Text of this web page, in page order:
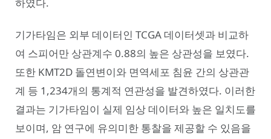
하였다.
기가타임은 외부 데이터인 TCGA 데이터셋과 비교하
여 스피어만 상관계수 0.88의 높은 상관성을 보였다.
또한 KMT2D 돌연변이와 면역세포 침윤 간의 상관관
계 등 1,234개의 통계적 연관성을 발견하였다. 이러한
결과는 기가타임이 실제 임상 데이터와 높은 일치도를
보이며, 암 연구에 유의미한 통찰을 제공할 수 있음을